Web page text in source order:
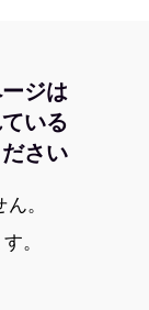
ジは
いる
さい
。
。